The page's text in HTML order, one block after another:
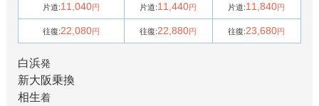
片道:11,040円 片道:11,440円 片道:11,840円
往復:22,080円 往復:22,880円 往復:23,680円
白浜発
新大阪乗換
相生着